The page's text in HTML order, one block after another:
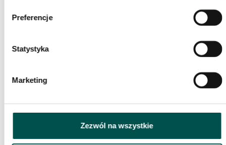
Preferencje
Statystyka
Marketing
Zezwól na wszystkie